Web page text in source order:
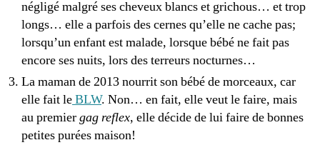
négligé malgré ses cheveux blancs et grichous… et trop
longs… elle a parfois des cernes qu’elle ne cache pas;
lorsqu’un enfant est malade, lorsque bébé ne fait pas
encore ses nuits, lors des terreurs nocturnes…
La maman de 2013 nourrit son bébé de morceaux, car
elle fait leBLW. Non… en fait, elle veut le faire, mais
au premiergag reflex, elle décide de lui faire de bonnes
petites purées maison!